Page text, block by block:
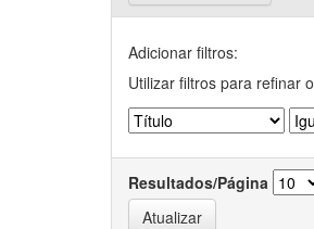
Adicionar filtros:
Utilizar filtros para refinar
Resultados/Página